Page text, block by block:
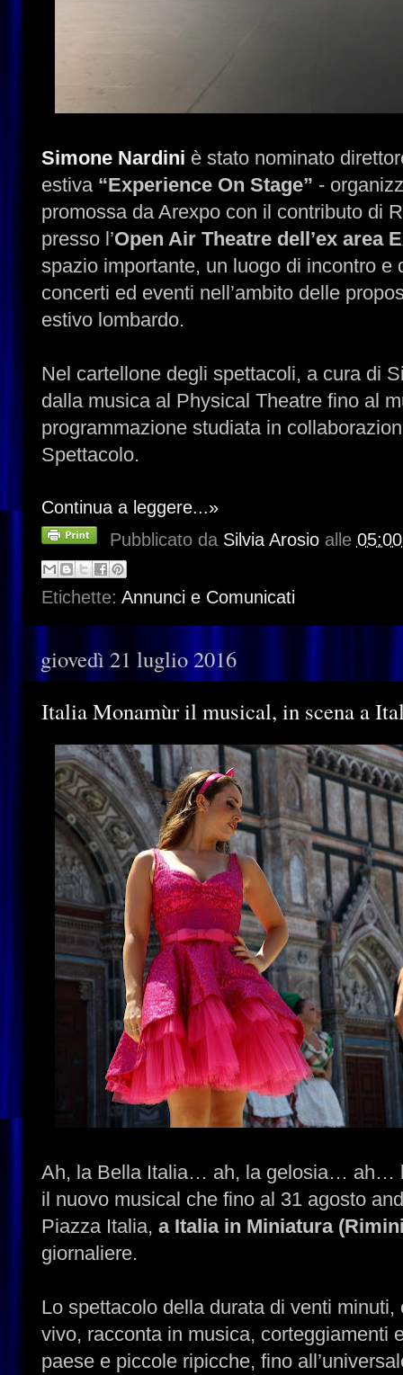
Simone Nardini è stato nominato
estiva“Experience On Stage” -
promossa da Arexpo con il contributo di
presso l’Open Air Theatre dell’ex area
spazio importante, un luogo di incontro e
concerti ed eventi nell’ambito delle
estivo lombardo.
Nel cartellone degli spettacoli, a cura di
dalla musica al Physical Theatre fino al
programmazione studiata in
Spettacolo.
Continua a leggere...»
Pubblicato da Silvia Arosio alle
Etichette: Annunci e Comunicati
giovedì 21 luglio 2016
Italia Monamùr il musical, in scena a
Ah, la Bella Italia… ah, la gelosia… ah…
il nuovo musical che fino al 31 agosto
Piazza Italia, a Italia in Miniatura
giornaliere.
Lo spettacolo della durata di venti
vivo, racconta in musica, corteggiamenti
paese e piccole ripicche, fino